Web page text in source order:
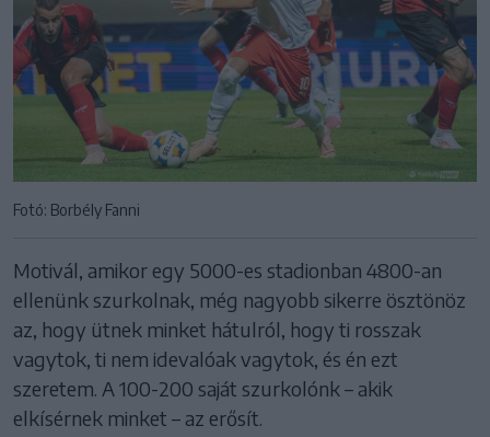
Fotó: Borbély Fanni
Motivál, amikor egy 5000-es stadionban 4800-an
ellenünk szurkolnak, még nagyobb sikerre ösztönöz
az, hogy ütnek minket hátulról, hogy ti rosszak
vagytok, ti nem idevalóak vagytok, és én ezt
szeretem. A 100-200 saját szurkolónk – akik
elkísérnek minket – az erősít.